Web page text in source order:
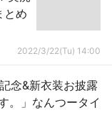
とめ
2022/3/22(Tu) 14:00
念&新衣装お披露
。」なんつータイ